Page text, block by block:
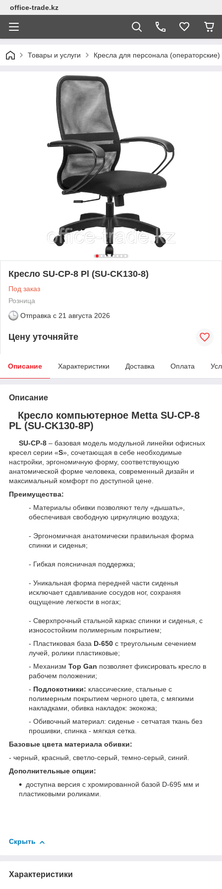
office-trade.kz
Товары и услуги Кресла для персонала (операторские)
Кресло SU-CP-8 Pl (SU-CK130-8)
Под заказ
Розница
Отправка с 21 августа 2026
Цену уточняйте
Описание Характеристики Доставка Оплата
Описание
Кресло компьютерное Metta SU-CP-8
PL (SU-CK130-8P)
SU-CP-8 – базовая модель модульной линейки офисных
кресел серии «S», сочетающая в себе необходимые
настройки, эргономичную форму, соответствующую
анатомической форме человека, современный дизайн и
максимальный комфорт по доступной цене.
Преимущества:
- Материалы обивки позволяют телу «дышать»,
обеспечивая свободную циркуляцию воздуха;
- Эргономичная анатомически правильная форма
спинки и сиденья;
- Гибкая поясничная поддержка;
- Уникальная форма передней части сиденья
исключает сдавливание сосудов ног, сохраняя
ощущение легкости в ногах;
- Сверхпрочный стальной каркас спинки и сиденья, с
износостойким полимерным покрытием;
- Пластиковая база D-650 с треугольным сечением
лучей, ролики пластиковые;
- Механизм Top Gan позволяет фиксировать кресло в
рабочем положении;
- Подлокотники: классические, стальные с
полимерным покрытием черного цвета, с мягкими
накладками, обивка накладок: экокожа;
- Обивочный материал: сиденье - сетчатая ткань без
прошивки, спинка - мягкая сетка.
Базовые цвета материала обивки:
- черный, красный, светло-серый, темно-серый, синий.
Дополнительные опции:
доступна версия с хромированной базой D-695 мм и
пластиковыми роликами.
Скрыть
Характеристики